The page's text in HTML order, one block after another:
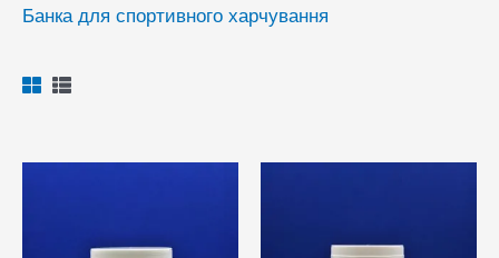
Банка для спортивного харчування